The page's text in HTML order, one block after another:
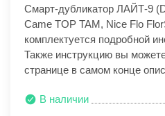
Смарт-дубликатор ЛАЙТ-9
Came TOP TAM, Nice Flo
комплектуется подробной
Также инструкцию вы
странице в самом конце
В наличии